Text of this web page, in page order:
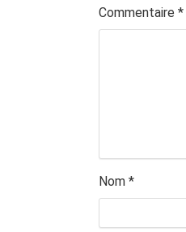
Commentaire *
Nom *